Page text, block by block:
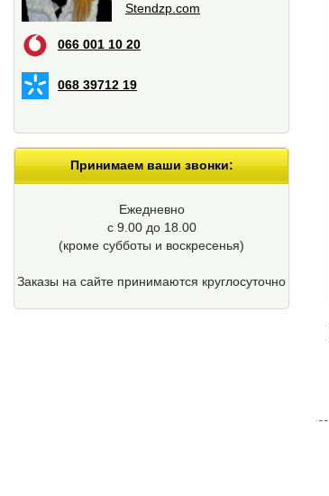
Stendzp.com
066 001 10 20
068 39712 19
Принимаем ваши звонки:
Ежедневно
с 9.00 до 18.00
(кроме cубботы и воскресенья)
Заказы на сайте принимаются круглосуточно